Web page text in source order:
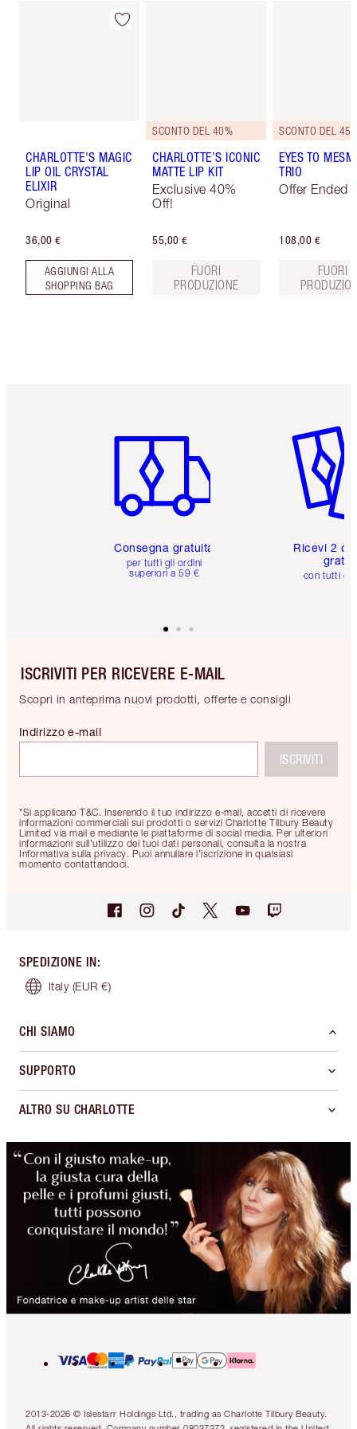
CHARLOTTE'S MAGIC
LIP OIL CRYSTAL
ELIXIR
Original
36,00 €
AGGIUNGI ALLA
SHOPPING BAG
SCONTO DEL 40%
CHARLOTTE’S ICONIC
MATTE LIP KIT
Exclusive 40%
Off!
55,00 €
FUORI
PRODUZIONE
SCONTO DEL
EYES TO
TRIO
Offer Ended
108,00 €
FUORI
Consegna gratuita
per tutti gli ordini
superiori a 59 €
Ricevi 2
con tutti gli
ISCRIVITI PER RICEVERE E-MAIL
Scopri in anteprima nuovi prodotti, offerte e consigli
*Si applicano T&C. Inserendo il tuo indirizzo e-mail, accetti di ricevere
informazioni commerciali sui prodotti o servizi Charlotte Tilbury Beauty
Limited via mail e mediante le piattaforme di social media. Per ulteriori
informazioni sull'utilizzo dei tuoi dati personali, consulta la nostra
Informativa sulla privacy. Puoi annullare l'iscrizione in qualsiasi
momento contattandoci.
Indirizzo e-mail
ISCRIVITI
SPEDIZIONE IN:
Italy (EUR €)
CHI SIAMO
SUPPORTO
ALTRO SU CHARLOTTE
2013-2026 © Islestarr Holdings Ltd., trading as Charlotte Tilbury Beauty.